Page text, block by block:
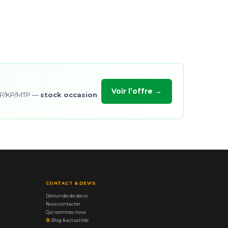
KP/MTP — stock occasion
Voir l’offre →
CONTACT & DEVIS
Demande de devis
Nous contacter
Qui sommes-nous
📚Blog & actualités